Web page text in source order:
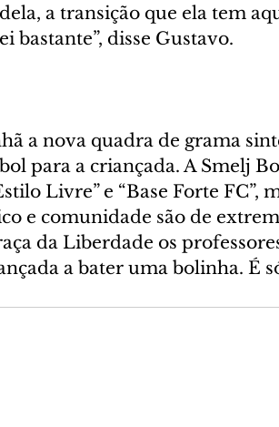
a transição que ela tem
bastante”, disse Gustavo.
a nova quadra de grama
para a criançada. A Smelj
Livre” e “Base Forte FC”,
e comunidade são de
da Liberdade os
a bater uma bolinha. É